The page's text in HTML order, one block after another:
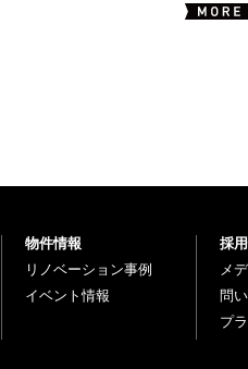
物件情報
リノベーション事例
イベント情報
採
メ
問
プ